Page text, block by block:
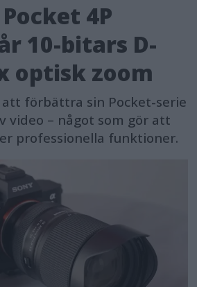
4P
10-bitars D-
optisk zoom
att förbättra sin Pocket-serie
video – något som gör att
professionella funktioner.